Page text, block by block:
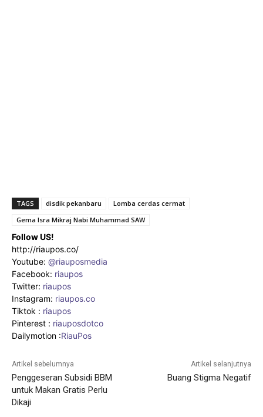
TAGS disdik pekanbaru
Lomba cerdas cermat
Gema Isra Mikraj Nabi Muhammad SAW
Follow US!
http://riaupos.co/
Youtube: @riauposmedia
Facebook: riaupos
Twitter: riaupos
Instagram: riaupos.co
Tiktok : riaupos
Pinterest : riauposdotco
Dailymotion :RiauPos
Artikel sebelumnya
Penggeseran Subsidi BBM
untuk Makan Gratis Perlu
Dikaji
Artikel selanjutnya
Buang Stigma Negatif